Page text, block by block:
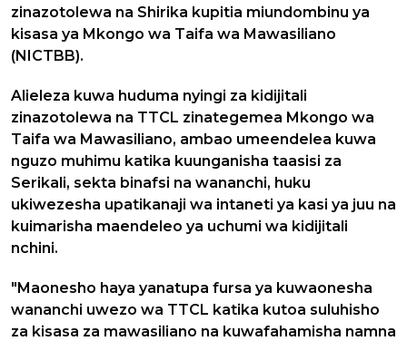
zinazotolewa na Shirika kupitia miundombinu ya
kisasa ya Mkongo wa Taifa wa Mawasiliano
(NICTBB).
Alieleza kuwa huduma nyingi za kidijitali
zinazotolewa na TTCL zinategemea Mkongo wa
Taifa wa Mawasiliano, ambao umeendelea kuwa
nguzo muhimu katika kuunganisha taasisi za
Serikali, sekta binafsi na wananchi, huku
ukiwezesha upatikanaji wa intaneti ya kasi ya juu na
kuimarisha maendeleo ya uchumi wa kidijitali
nchini.
"Maonesho haya yanatupa fursa ya kuwaonesha
wananchi uwezo wa TTCL katika kutoa suluhisho
za kisasa za mawasiliano na kuwafahamisha namna